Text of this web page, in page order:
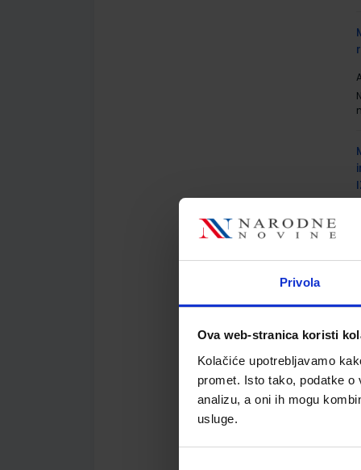
Privola
Ova web-stranica koristi
Kolačiće upotrebljavamo
promet. Isto tako, podatke
analizu, a oni ih mogu
usluge.